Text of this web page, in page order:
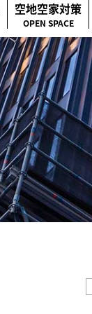
空地空家対策
OPEN SPACE